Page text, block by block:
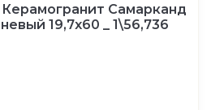
Самарканд
19,7x60 _ 1\56,736